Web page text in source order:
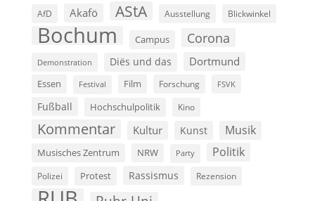
AfD Akafö AStA Ausstellung Blickwinkel
Bochum Campus Corona
Demonstration Diës und das Dortmund
Essen Festival Film Forschung FSVK
Fußball Hochschulpolitik Kino
Kommentar Kultur Kunst Musik
Musisches Zentrum NRW Party Politik
Polizei Protest Rassismus Rezension